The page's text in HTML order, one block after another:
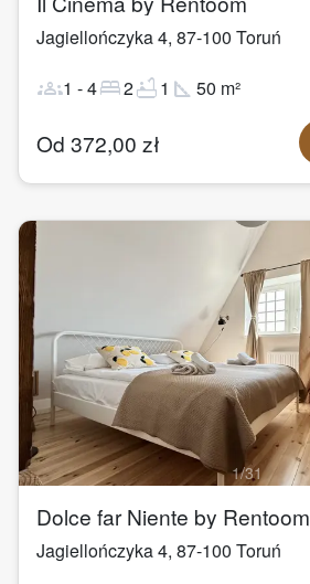
Jagiellończyka 4, 87-100 Toruń
groups1 -4bed2bathtub1 square_foot 50 m²
Od 372,00 zł
1/31
Dolce far Niente by Rentoom
Jagiellończyka 4, 87-100 Toruń